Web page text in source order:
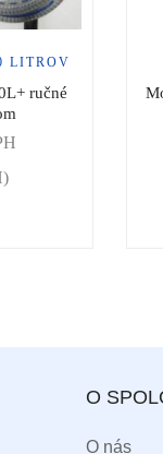
LITROV
ručné
O
O nás